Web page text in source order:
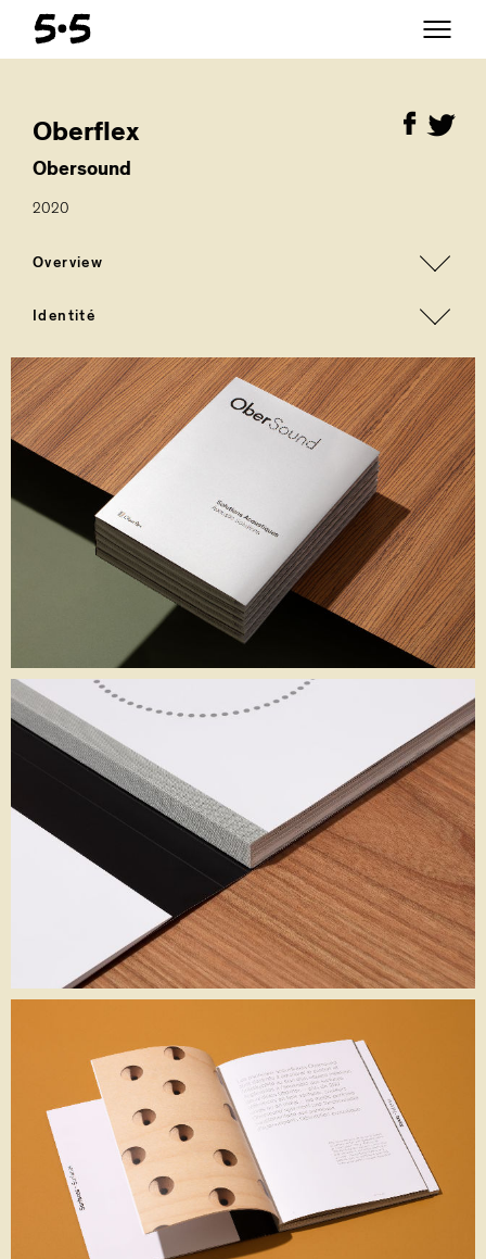
Oberflex
Obersound
2020
Overview
Identité